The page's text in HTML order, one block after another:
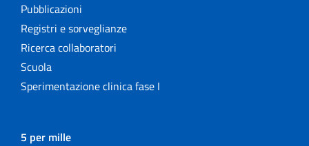
Pubblicazioni
Registri e sorveglianze
Ricerca collaboratori
Scuola
Sperimentazione clinica fase I
5 per mille